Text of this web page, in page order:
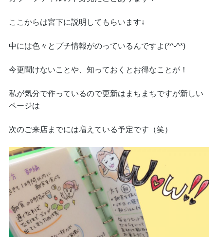
ここからは宮下に説明してもらいます↓
中には色々とプチ情報がのっているんですよ(*^-^*)
今更聞けないことや、知っておくとお得なことが！
私が気分で作っているので更新はまちまちですが新しい
ページは
次のご来店までには増えている予定です（笑）